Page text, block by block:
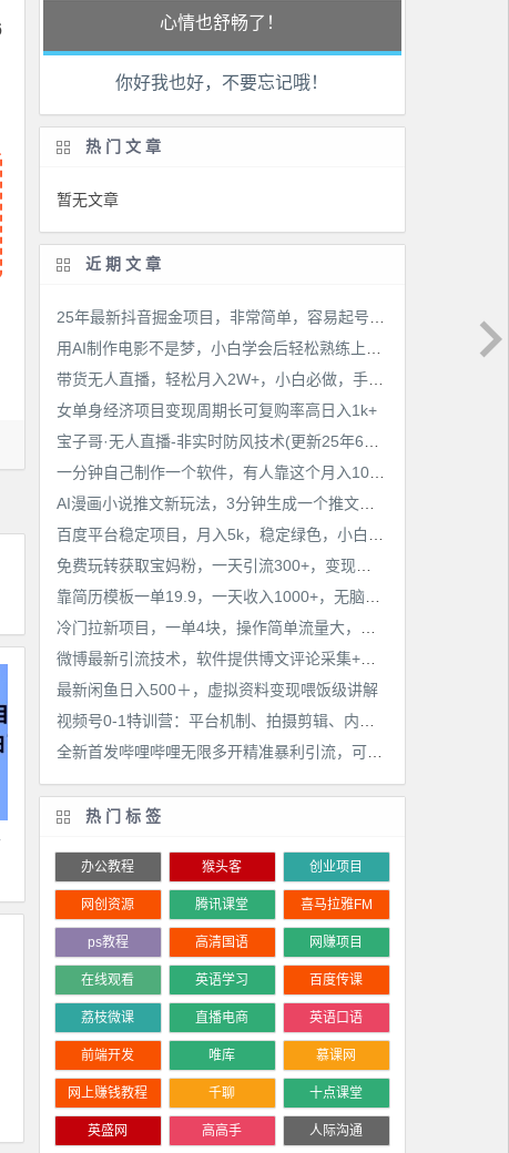
心情也舒畅了！
走路也有劲了！
工作也轻松了！
你好我也好，不要忘记哦！
热门文章
暂无文章
近期文章
带货无人直播，轻松月入2W+，小白必做，手把手教学，无脑操作(附学习资料)
女单身经济项目变现周期长可复购率高日入1k+
一分钟自己制作一个软件，有人靠这个月入10W+
AI漫画小说推文新玩法，3分钟生成一个推文视频，保姆级教程【配项目操作和软件教程】
免费玩转获取宝妈粉，一天引流300+，变现超乎你想象
微博最新引流技术，软件提供博文评论采集+私信实现精准引流【揭秘】
最新闲鱼日入500＋，虚拟资料变现喂饭级讲解
全新首发哔哩哔哩无限多开精准暴利引流，可无限多开，抗封首发精品脚本
热门标签
办公教程 猴头客 创业项目
网创资源 腾讯课堂 喜马拉雅FM
ps教程 高清国语 网赚项目
在线观看 英语学习 百度传课
荔枝微课 直播电商 英语口语
前端开发 唯库 慕课网
网上赚钱教程 千聊 十点课堂
英盛网 高高手 人际沟通